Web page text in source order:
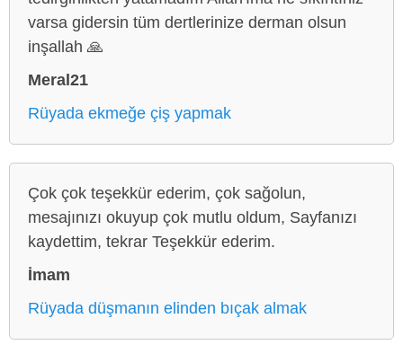
varsa gidersin tüm dertlerinize derman olsun
inşallah 🙏
Meral21
Rüyada ekmeğe çiş yapmak
Çok çok teşekkür ederim, çok sağolun,
mesajınızı okuyup çok mutlu oldum, Sayfanızı
kaydettim, tekrar Teşekkür ederim.
İmam
Rüyada düşmanın elinden bıçak almak